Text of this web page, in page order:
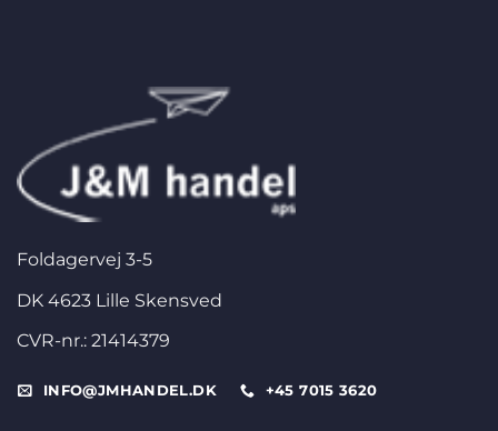
Foldagervej 3-5
DK 4623 Lille Skensved
CVR-nr.: 21414379
INFO@JMHANDEL.DK +45 7015 3620